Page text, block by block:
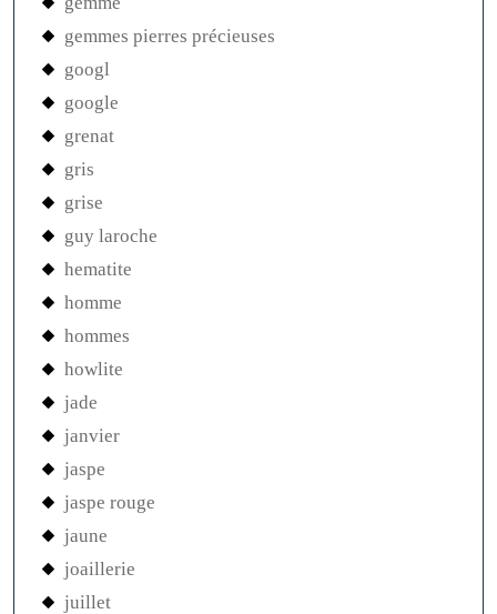
gemmes pierres précieuses
googl
google
grenat
gris
grise
guy laroche
hematite
homme
hommes
howlite
jade
janvier
jaspe
jaspe rouge
jaune
joaillerie
juillet